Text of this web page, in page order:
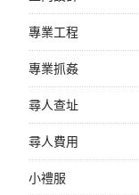
專業工程
專業抓姦
尋人查址
尋人費用
小禮服